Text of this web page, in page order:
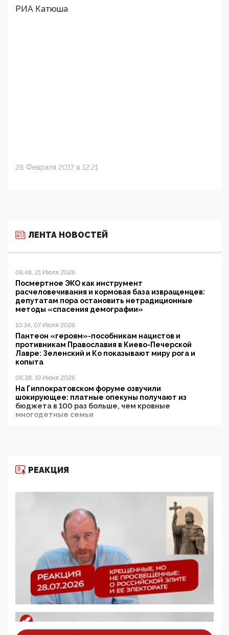
РИА Катюша
28 Февраля 2017 в 12:21
ЛЕНТА НОВОСТЕЙ
06:48, 21 Июля 2026
Посмертное ЭКО как инструмент
расчеловечивания и кормовая база извращенцев:
депутатам пора остановить нетрадиционные
методы «спасения демографии»
10:34, 07 Июля 2026
Пантеон «героям»-пособникам нацистов и
противникам Православия в Киево-Печерской
Лавре: Зеленский и Ко показывают миру рога и
копыта
06:38, 19 Июня 2026
На Гиппократовском форуме озвучили
шокирующее: платные опекуны получают из
бюджета в 100 раз больше, чем кровные
многодетные семьи
11:53, 09 Июня 2026
деятельность ИИТО ЮНЕСКО в России, но
цифроглобалисты продолжают определять
повестку в образовании
09:43, 01 Июня 2026
5G за счет здоровья граждан: Минцифры намерено
отобрать у регионов и муниципалитетов право
защищать жилые дома и социальные объекты от
05:58, 26 Мая 2026
Роскомнадзор освободили от борца с
деструктивным и опасным контентом
07:39, 25 Мая 2026
РЕАКЦИЯ